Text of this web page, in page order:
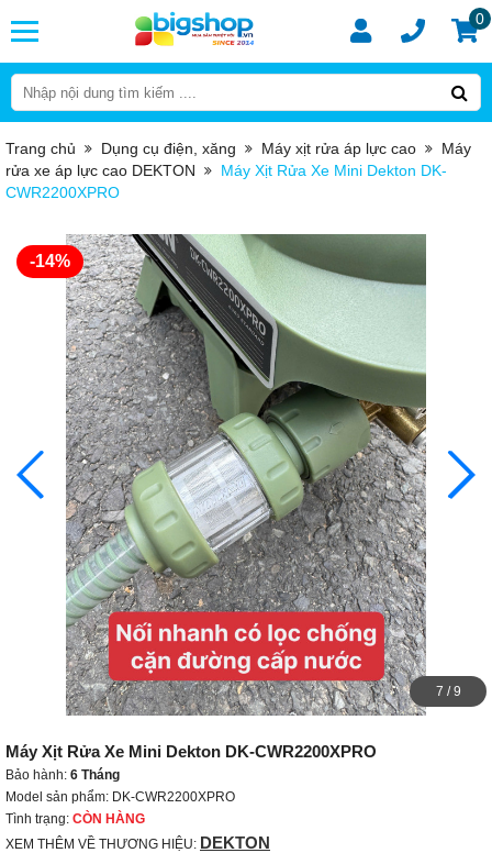
0
Trang chủ Dụng cụ điện, xăng Máy xịt rửa áp lực cao
Máy
rửa xe áp lực cao DEKTON
Máy Xịt Rửa Xe Mini Dekton DK-
CWR2200XPRO
-14%
8 /9
Máy Xịt Rửa Xe Mini Dekton DK-CWR2200XPRO
Bảo hành: 6 Tháng
Model sản phẩm: DK-CWR2200XPRO
Tình trạng: CÒN HÀNG
XEM THÊM VỀ THƯƠNG HIỆU: DEKTON